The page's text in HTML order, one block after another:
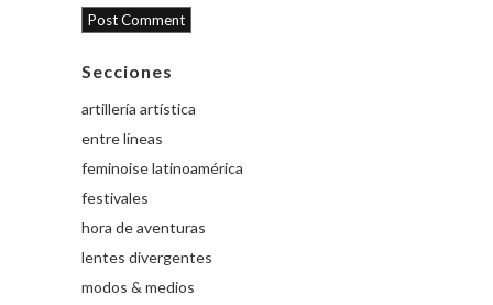
Secciones
artillería artística
entre líneas
feminoise latinoamérica
festivales
hora de aventuras
lentes divergentes
modos & medios